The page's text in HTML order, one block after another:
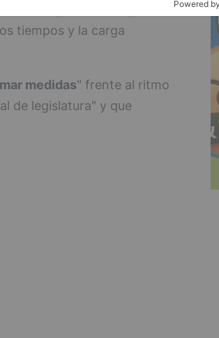
que se incumple de
tiempos y la carga
medidas" frente al ritmo
de legislatura" y que